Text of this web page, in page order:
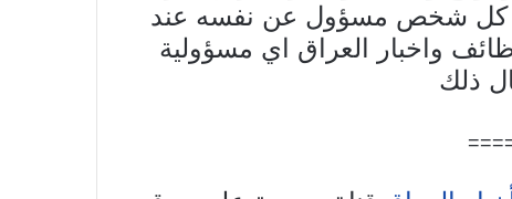
كل شخص مسؤول عن نفسه عند
واخبار العراق اي مسؤولية
ذلك